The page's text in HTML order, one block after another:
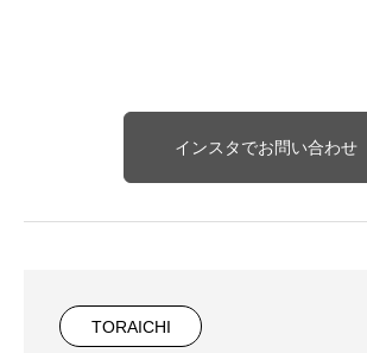
インスタでお問い合わせ
TORAICHI